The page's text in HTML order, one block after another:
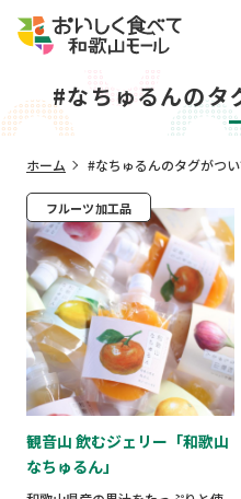
#なちゅるんのタ
ホーム #なちゅるんのタグがつ
フルーツ加工品
観音山 飲むジェリー「和歌山
なちゅるん」